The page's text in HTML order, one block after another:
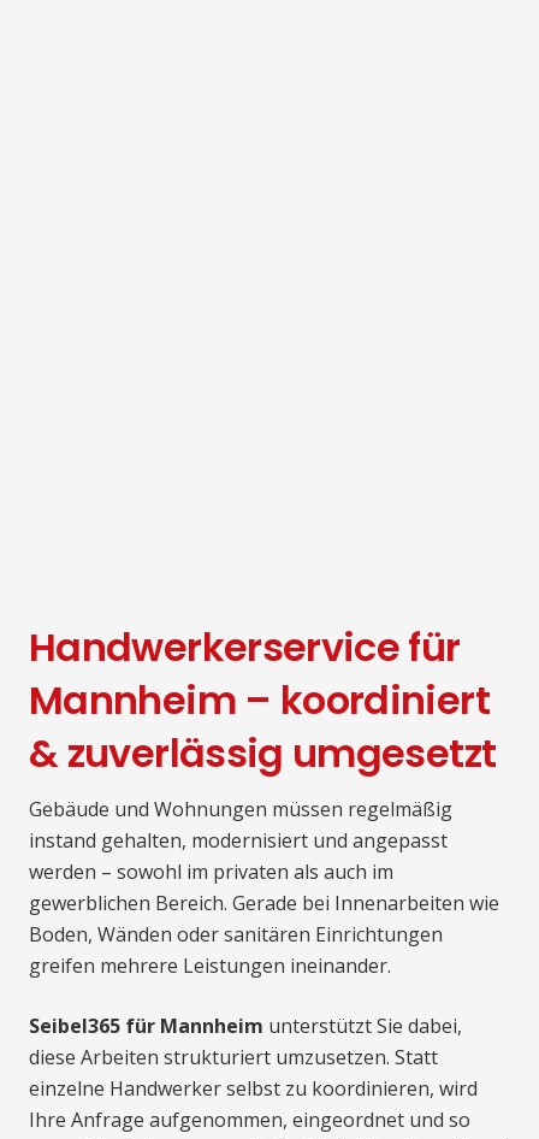
Handwerkerservice für
Mannheim – koordiniert
& zuverlässig umgesetzt
Gebäude und Wohnungen müssen regelmäßig
instand gehalten, modernisiert und angepasst
werden – sowohl im privaten als auch im
gewerblichen Bereich. Gerade bei Innenarbeiten wie
Boden, Wänden oder sanitären Einrichtungen
greifen mehrere Leistungen ineinander.
Seibel365 für Mannheim unterstützt Sie dabei,
diese Arbeiten strukturiert umzusetzen. Statt
einzelne Handwerker selbst zu koordinieren, wird
Ihre Anfrage aufgenommen, eingeordnet und so